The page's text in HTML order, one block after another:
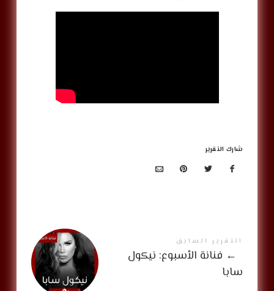
شارك التقرير
التقرير السابق
← فنانة الأسبوع: نيكول
سابا